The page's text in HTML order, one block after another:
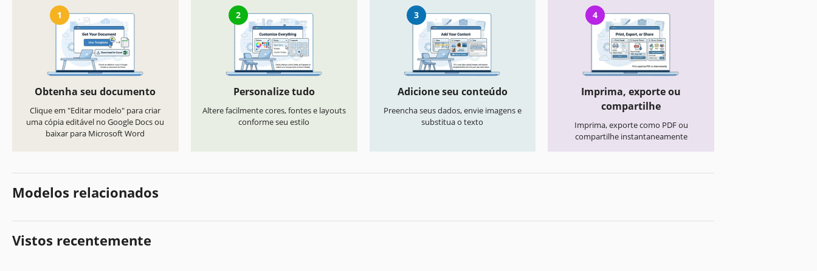
1
Obtenha seu documento
Clique em "Editar modelo" para criar
uma cópia editável no Google Docs ou
baixar para Microsoft Word
2
Personalize tudo
Altere facilmente cores, fontes e layouts
conforme seu estilo
3
Adicione seu conteúdo
Preencha seus dados, envie imagens e
substitua o texto
4
Imprima, exporte ou
compartilhe
Imprima, exporte como PDF ou
compartilhe instantaneamente
Modelos relacionados
Vistos recentemente